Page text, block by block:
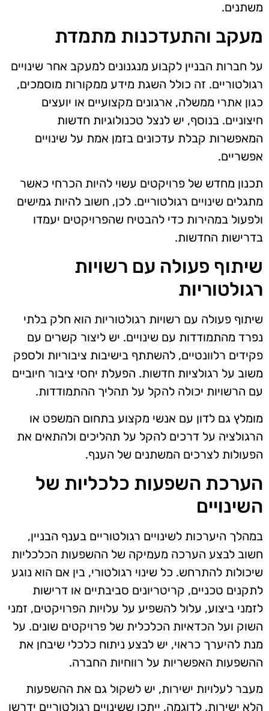
משתנים.
מעקב והתעדכנות מתמדת
על חברות הבניין לקבוע מנגנונים למעקב אחר שינויים
רגולטוריים. זה כולל השגת מידע ממקורות מוסמכים,
כגון אתרי ממשלה, ארגונים מקצועיים או יועצים
חיצוניים. בנוסף, יש לנצל טכנולוגיות חדשות
המאפשרות קבלת עדכונים בזמן אמת על שינויים
אפשריים.
תכנון מחדש של פרויקטים עשוי להיות הכרחי כאשר
מתגלים שינויים רגולטוריים. לכן, חשוב להיות גמישים
ולפעול במהירות כדי להבטיח שהפרויקטים יעמדו
בדרישות החדשות.
שיתוף פעולה עם רשויות
רגולטוריות
שיתוף פעולה עם רשויות רגולטוריות הוא חלק בלתי
נפרד מהתמודדות עם שינויים. יש ליצור קשרים עם
פקידים רלוונטיים, להשתתף בישיבות ציבוריות ולספק
משוב על רגולציות חדשות. הפעלת יחסי ציבור חיוביים
עם הרשויות יכולה להקל על תהליך ההתמודדות.
מומלץ גם לדון עם אנשי מקצוע בתחום המשפט או
הרגולציה על דרכים להקל על תהליכים ולהתאים את
הפעולות לצרכים המשתנים של הענף.
הערכת השפעות כלכליות של
השינויים
במהלך היערכות לשינויים רגולטוריים בענף הבניין,
חשוב לבצע הערכה מעמיקה של ההשפעות הכלכליות
שיכולות להתרחש. כל שינוי רגולטורי, בין אם הוא נוגע
לתקנים טכניים, קריטריונים סביבתיים או דרישות
לזמני ביצוע, עלול להשפיע על עלויות הפרויקטים, זמני
השוק ועל הכדאיות הכלכלית של פרויקטים שונים. על
מנת להיערך כראוי, יש לבצע ניתוח כלכלי שיבחן את
ההשפעות האפשריות על רווחיות החברה.
מעבר לעלויות ישירות, יש לשקול גם את ההשפעות
הלא ישירות. לדוגמה, ייתכן ששינויים רגולטוריים ידרשו